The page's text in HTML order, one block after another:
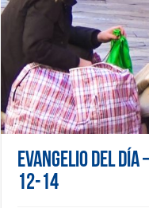
Evangelio del día
12-14